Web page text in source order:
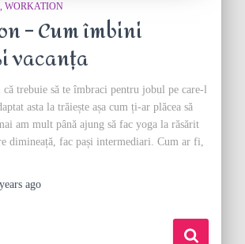
WORKATION
– Cum îmbini
vacanța
trebuie să te îmbraci pentru jobul pe care-l
asta la trăiește așa cum ți-ar plăcea să
am mult până ajung să fac yoga la răsărit
dimineață, fac pași intermediari. Cum ar fi,
ago